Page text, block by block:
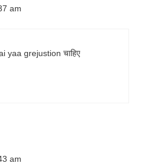
am
yaa grejustion चाहिए
am